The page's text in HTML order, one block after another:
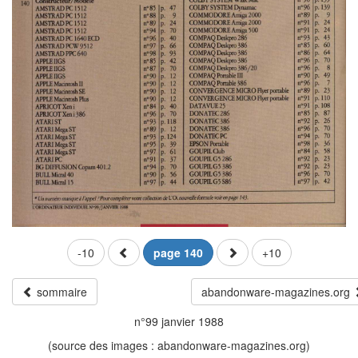
-10 page 140 +10
sommaire
abandonware-magazines.org
n°99 janvier 1988
(source des images : abandonware-magazines.org)